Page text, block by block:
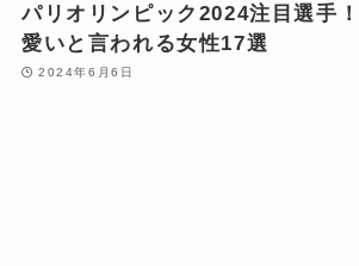
パリオリンピック2024注目選手
愛いと言われる女性17選
2024年6月6日